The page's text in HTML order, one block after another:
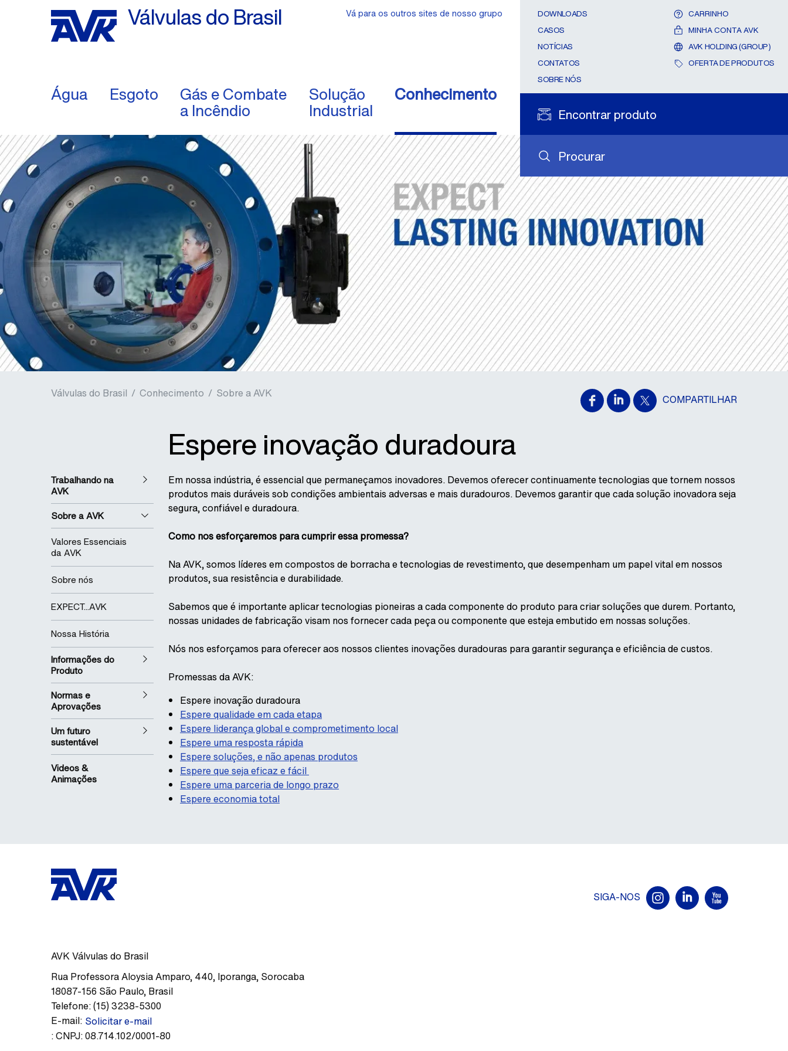
Válvulas do Brasil
Água Esgoto Gás e Combate
a Incêndio
Solução
Industrial
Conhecimento
Procurar
Encontrar produto
DOWNLOADS
CASOS
NOTÍCIAS
CONTATOS
SOBRE NÓS
CARRINHO
MINHA CONTA AVK
AVK HOLDING (GROUP)
OFERTA DE PRODUTOS
Vá para os outros sites de nosso grupo
Válvulas do Brasil / Conhecimento / Sobre a AVK COMPARTILHAR
Trabalhando na
AVK
Sobre a AVK
Valores Essenciais
da AVK
Sobre nós
EXPECT...AVK
Nossa História
Informações do
Produto
Normas e
Aprovações
Um futuro
sustentável
Videos &
Animações
Espere inovação duradoura
Em nossa indústria, é essencial que permaneçamos inovadores. Devemos oferecer continuamente tecnologias que tornem nossos
produtos mais duráveis sob condições ambientais adversas e mais duradouros. Devemos garantir que cada solução inovadora seja
segura, confiável e duradoura.
Como nos esforçaremos para cumprir essa promessa?
Na AVK, somos líderes em compostos de borracha e tecnologias de revestimento, que desempenham um papel vital em nossos
produtos, sua resistência e durabilidade.
Sabemos que é importante aplicar tecnologias pioneiras a cada componente do produto para criar soluções que durem. Portanto,
nossas unidades de fabricação visam nos fornecer cada peça ou componente que esteja embutido em nossas soluções.
Nós nos esforçamos para oferecer aos nossos clientes inovações duradouras para garantir segurança e eficiência de custos.
Promessas da AVK:
Espere inovação duradoura
Espere qualidade em cada etapa
Espere liderança global e comprometimento local
Espere uma resposta rápida
Espere soluções, e não apenas produtos
Espere que seja eficaz e fácil
Espere uma parceria de longo prazo
Espere economia total
AVK Válvulas do Brasil
Rua Professora Aloysia Amparo, 440, Iporanga, Sorocaba
18087-156 São Paulo, Brasil
Telefone:(15) 3238-5300
E-mail: Solicitar e-mail
:CNPJ: 08.714.102/0001-80
SIGA-NOS